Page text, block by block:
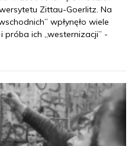
Zittau-Goerlitz. Na
wpłynęło wiele
próba ich „westernizacji” -